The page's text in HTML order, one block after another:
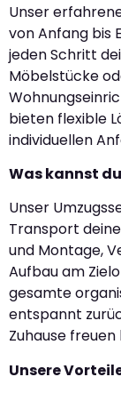
Unser
von Anfang bis
jeden Schritt
Möbelstücke
bieten flexible
individuellen
Was kannst
Unser
Transport
und Montage,
Aufbau am
gesamte
entspannt
Zuhause freuen
Unsere